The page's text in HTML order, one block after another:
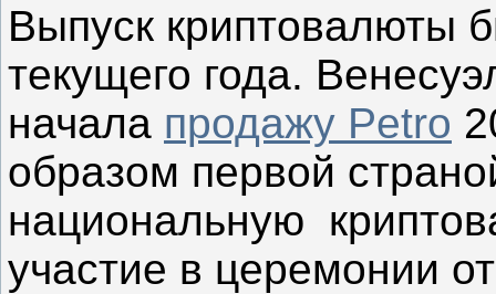
Выпуск криптовалюты
текущего года.
начала продажу Petro
образом первой
национальную
участие в церемонии